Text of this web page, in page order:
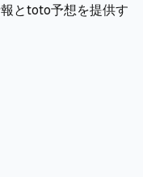
とtoto予想を提供す